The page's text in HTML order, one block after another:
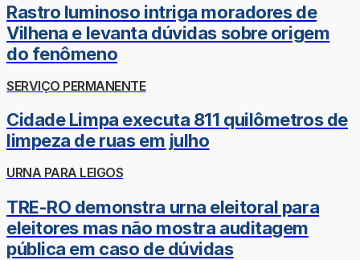
Rastro luminoso intriga moradores de
Vilhena e levanta dúvidas sobre origem
do fenômeno
SERVIÇO PERMANENTE
Cidade Limpa executa 811 quilômetros de
limpeza de ruas em julho
URNA PARA LEIGOS
TRE-RO demonstra urna eleitoral para
eleitores mas não mostra auditagem
pública em caso de dúvidas